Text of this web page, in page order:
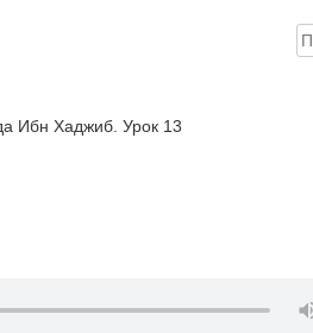
Ибн Хаджиб. Урок 13